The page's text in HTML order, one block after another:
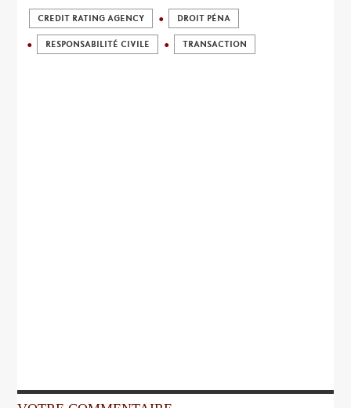
CREDIT RATING AGENCY DROIT PÉNA
RESPONSABILITÉ CIVILE TRANSACTION